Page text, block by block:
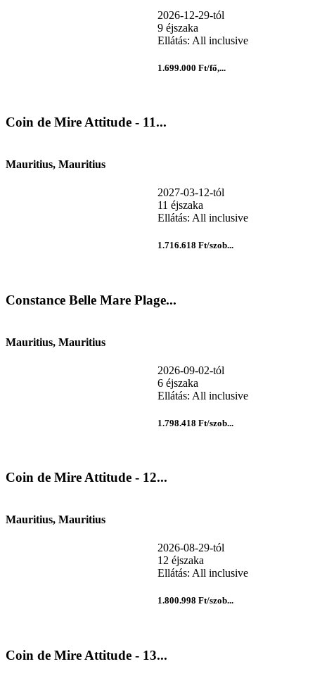
2026-12-29-tól
9 éjszaka
Ellátás: All inclusive
1.699.000 Ft/fő,...
Coin de Mire Attitude - 11...
Mauritius, Mauritius
2027-03-12-tól
11 éjszaka
Ellátás: All inclusive
1.716.618 Ft/szob...
Constance Belle Mare Plage...
Mauritius, Mauritius
2026-09-02-tól
6 éjszaka
Ellátás: All inclusive
1.798.418 Ft/szob...
Coin de Mire Attitude - 12...
Mauritius, Mauritius
2026-08-29-tól
12 éjszaka
Ellátás: All inclusive
1.800.998 Ft/szob...
Coin de Mire Attitude - 13...